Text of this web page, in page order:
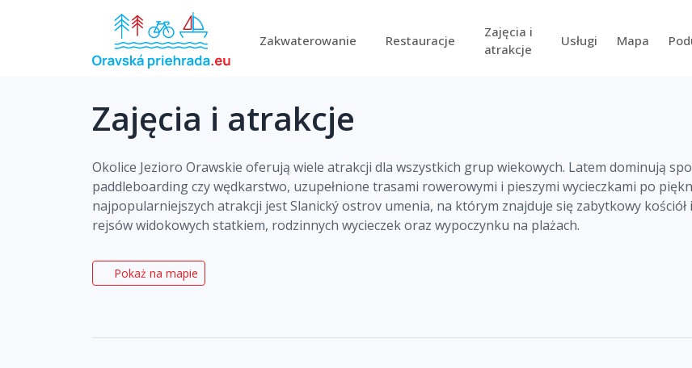
Zakwaterowanie Restauracje
Zajęcia i
atrakcje
Usługi Mapa
Zajęcia i atrakcje
Okolice Jezioro Orawskie oferują wiele atrakcji dla wszystkich grup wiekowych. Latem dominują
paddleboarding czy wędkarstwo, uzupełnione trasami rowerowymi i pieszymi wycieczkami po
najpopularniejszych atrakcji jest Slanický ostrov umenia, na którym znajduje się zabytkowy
rejsów widokowych statkiem, rodzinnych wycieczek oraz wypoczynku na plażach.
Pokaż na mapie